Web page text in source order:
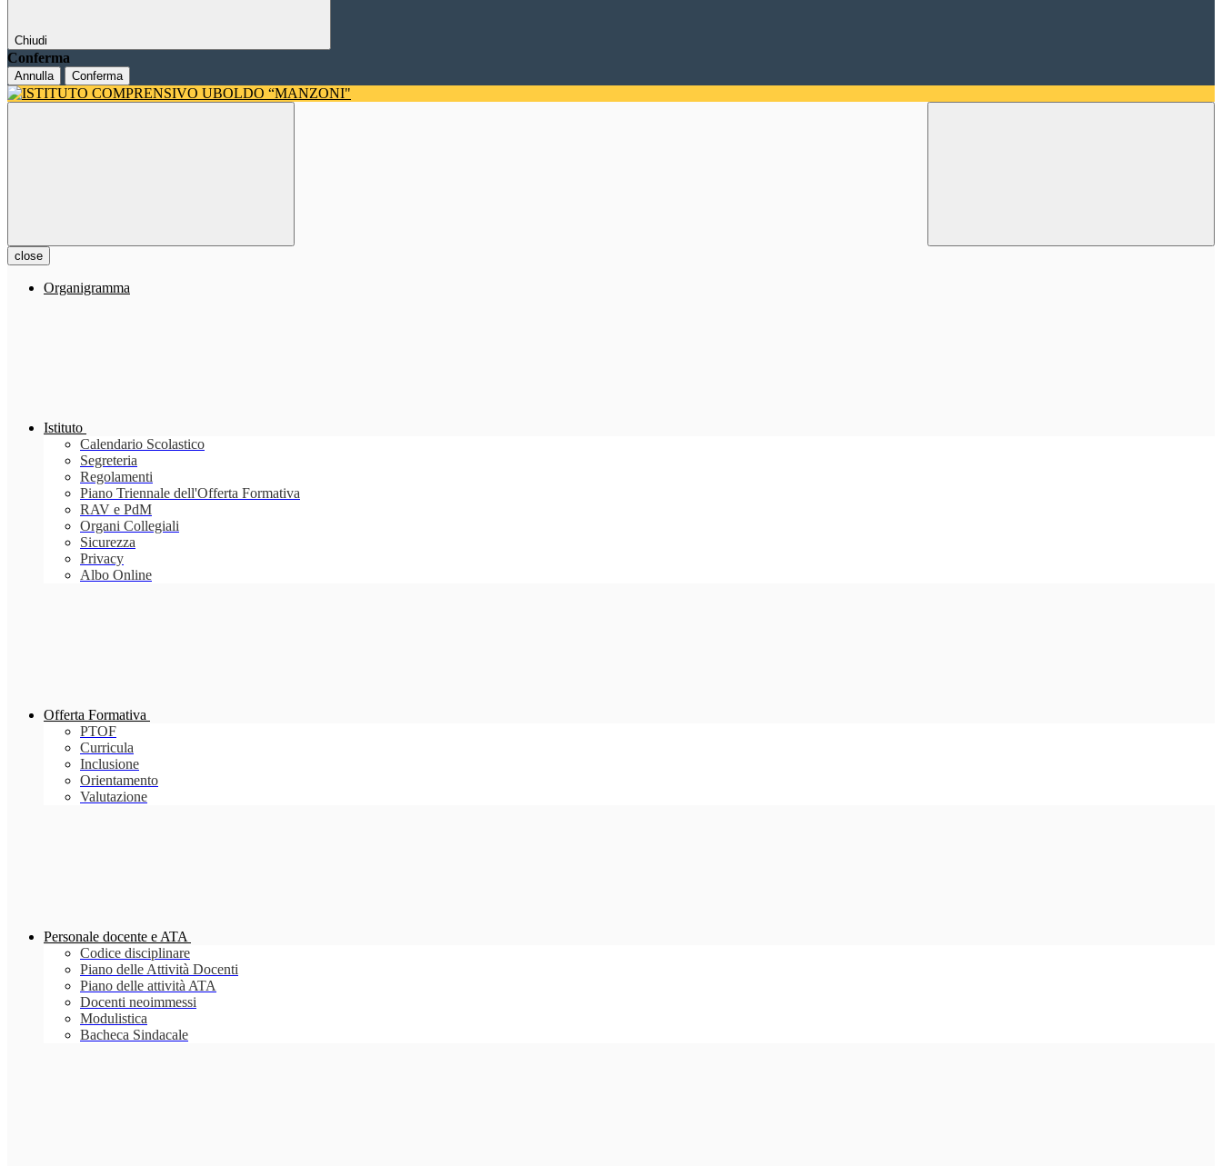
Chiudi
Conferma
Annulla Conferma
close
Organigramma
Istituto
Calendario Scolastico
Segreteria
Regolamenti
Piano Triennale dell'Offerta Formativa
RAV e PdM
Organi Collegiali
Sicurezza
Privacy
Albo Online
Offerta Formativa
PTOF
Curricula
Inclusione
Orientamento
Valutazione
Personale docente e ATA
Codice disciplinare
Piano delle Attività Docenti
Piano delle attività ATA
Docenti neoimmessi
Modulistica
Bacheca Sindacale